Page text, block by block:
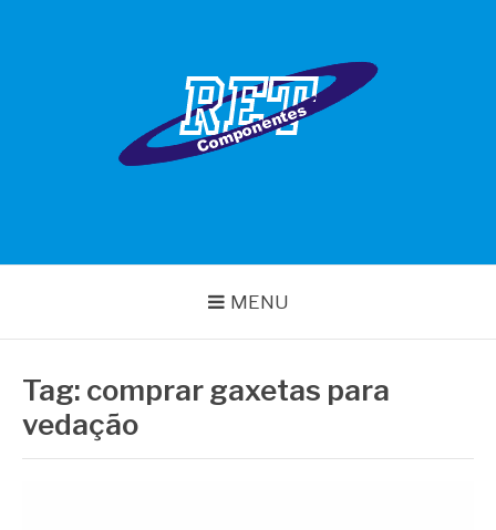
MENU
Tag: comprar gaxetas para
vedação